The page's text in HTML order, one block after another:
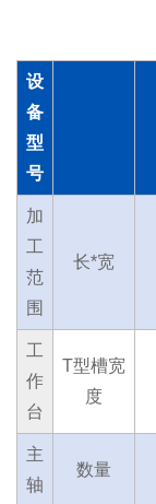
设
备
型
号
加
工
范
围
长*宽
工
作
台
T型槽宽
度
主
轴
数量